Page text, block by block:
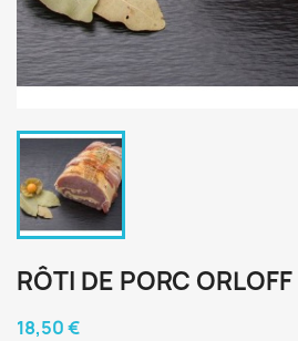
RÔTI DE PORC
18,50 €